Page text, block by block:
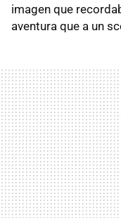
imagen que
aventura que a un